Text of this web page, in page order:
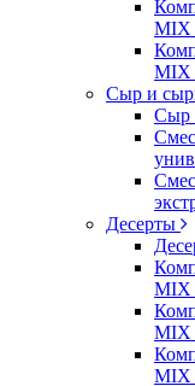
MIX
MIX
Сыр и
Сыр
Десерты
MIX
MIX
MIX